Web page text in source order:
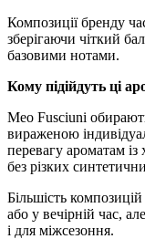
Композиції бренду
зберігаючи чіткий
базовими нотами.
Кому підійдуть ці
Meo Fusciuni
вираженою
перевагу ароматам із
без різких
Більшість
або у вечірній час,
і для міжсезоння.